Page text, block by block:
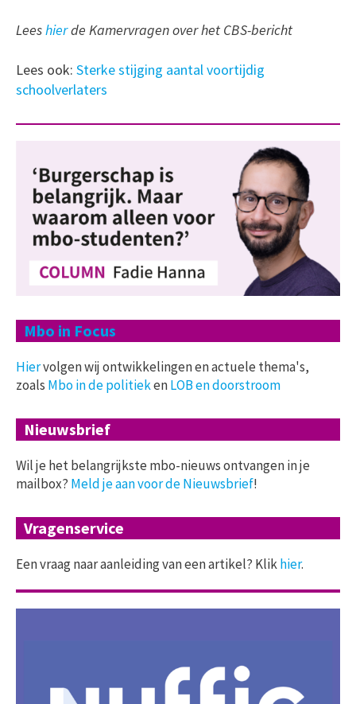
Leeshierde Kamervragen over het CBS-bericht
Lees ook: Sterke stijging aantal voortijdig
schoolverlaters
Mbo in Focus
Hiervolgen wij ontwikkelingen en actuele thema's,
zoals Mbo in de politiekenLOB en doorstroom
Nieuwsbrief
Wil je het belangrijkste mbo-nieuws ontvangen in je
mailbox? Meld je aan voor de Nieuwsbrief!
Vragenservice
Een vraag naar aanleiding van een artikel? Klikhier.